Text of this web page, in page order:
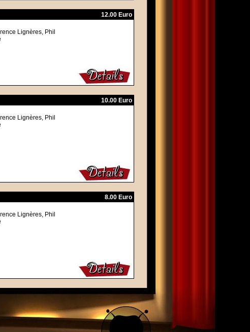
12.00 Euro
Lignères, Phil
10.00 Euro
Lignères, Phil
8.00 Euro
Lignères, Phil